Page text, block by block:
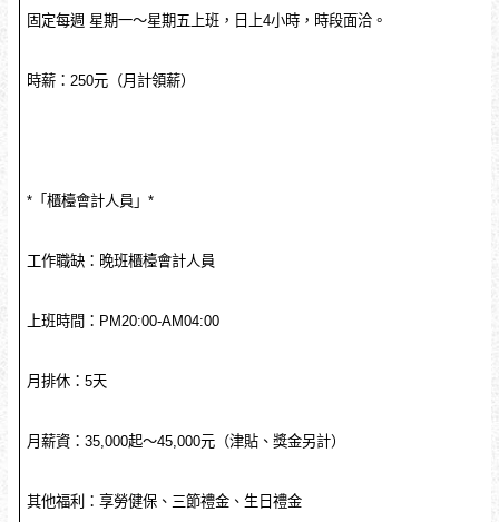
固定每週 星期一～星期五上班，日上4小時，時段面洽。
時薪：250元（月計領薪）
*「櫃檯會計人員」*
工作職缺：晚班櫃檯會計人員
上班時間：PM20:00-AM04:00
月排休：5天
月薪資：35,000起～45,000元（津貼、獎金另計）
其他福利：享勞健保、三節禮金、生日禮金